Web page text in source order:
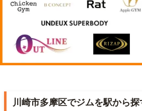
川崎市多摩区でジムを駅から探